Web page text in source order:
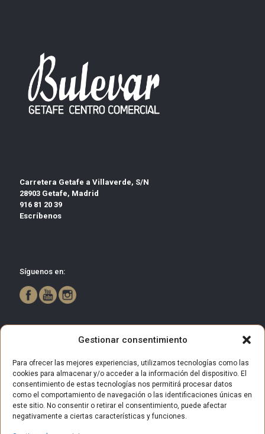
Gestionar consentimiento
Para ofrecer las mejores experiencias, utilizamos tecnologías como las
cookies para almacenar y/o acceder a la información del dispositivo. El
consentimiento de estas tecnologías nos permitirá procesar datos
como el comportamiento de navegación o las identificaciones únicas en
este sitio. No consentir o retirar el consentimiento, puede afectar
negativamente a ciertas características y funciones.
Carretera Getafe a Villaverde, S/N
28903 Getafe, Madrid
916 81 20 39
Escríbenos
Síguenos en: